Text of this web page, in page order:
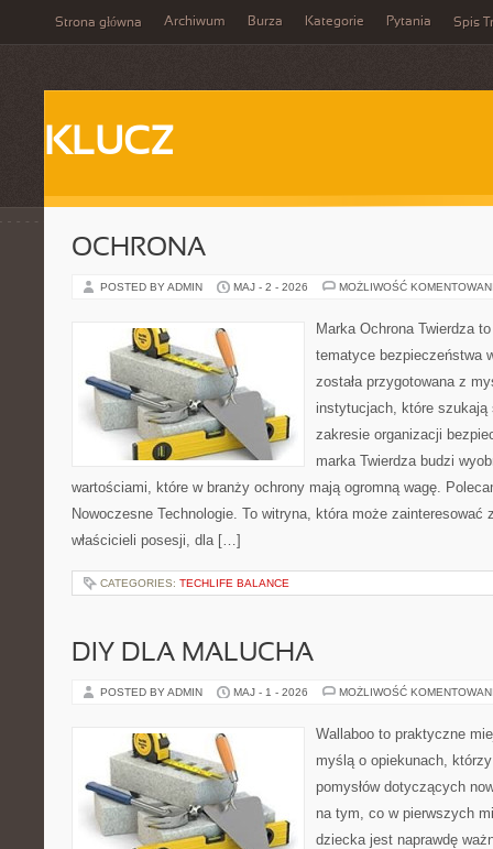
Strona główna Archiwum Burza Kategorie Pytania Spis
KLUCZ
OCHRONA
POSTED BY ADMIN MAJ - 2 - 2026 MOŻLIWOŚĆ
Marka Ochrona Twierdza
tematyce bezpieczeństwa
została przygotowana z
instytucjach, które szukają
zakresie organizacji
marka Twierdza budzi
wartościami, które w branży ochrony mają ogromną wagę.
Nowoczesne Technologie. To witryna, która może zainteresować
właścicieli posesji, dla […]
CATEGORIES: TECHLIFE BALANCE
DIY DLA MALUCHA
POSTED BY ADMIN MAJ - 1 - 2026 MOŻLIWOŚĆ
Wallaboo to praktyczne
myślą o opiekunach,
pomysłów dotyczących
na tym, co w pierwszych
dziecka jest naprawdę